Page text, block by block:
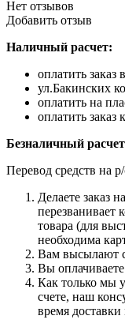
Нет отзывов
Добавить отзыв
Наличный расчет:
оплатить заказ
ул.Бакинских
оплатить на
оплатить заказ
Безналичный
Перевод средств на
Делаете заказ
перезванивает
товара (для
необходима
Вам высылают
Вы оплачиваете
Как только мы
счете, наш
время